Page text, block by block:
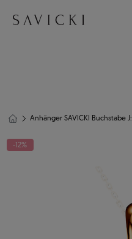
Anhänger SAVICKI Buchstabe
-12%